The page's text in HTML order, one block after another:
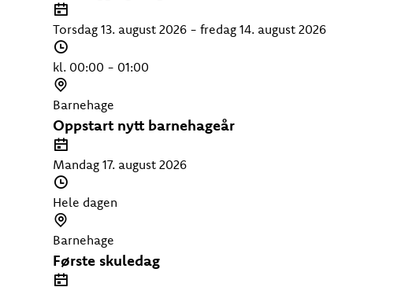
a
o
Torsdag 13. august 2026 - fredag 14. august 2026
i
s
p
n
t
kl. 00:00 - 01:00
t
e
Barnehage
Oppstart nytt barnehageår
a
o
Mandag 17. august 2026
i
s
p
Hele dagen
t
e
Barnehage
Første skuledag